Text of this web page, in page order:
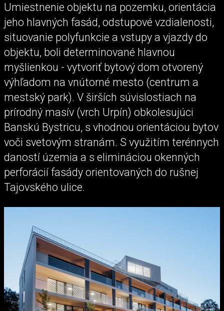
Umiestnenie objektu na pozemku, orientácia
jeho hlavných fasád, odstupové vzdialenosti,
situovanie polyfunkcie a vstupy a vjazdy do
objektu, boli determinované hlavnou
myšlienkou - vytvoriť bytový dom otvorený
výhľadom na vnútorné mesto (centrum a
mestský park). V širších súvislostiach na
prírodný masív (vrch Urpín) obkolesujúci
Banskú Bystricu, s vhodnou orientáciou bytov
voči svetovým stranám. S využitím terénnych
daností územia a s elimináciou okenných
perforácií fasády orientovaných do rušnej
Tajovského ulice.